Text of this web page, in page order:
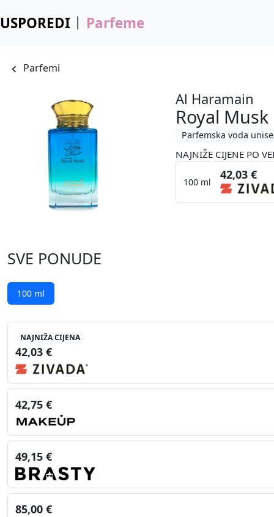
USPOREDI Parfeme
Parfemi
Al Haramain
Royal Musk
Parfemska voda
NAJNIŽE CIJENE PO
100 ml
42,03 €
SVE PONUDE
100 ml
NAJNIŽA CIJENA
42,03 €
42,75 €
49,15 €
85,00 €